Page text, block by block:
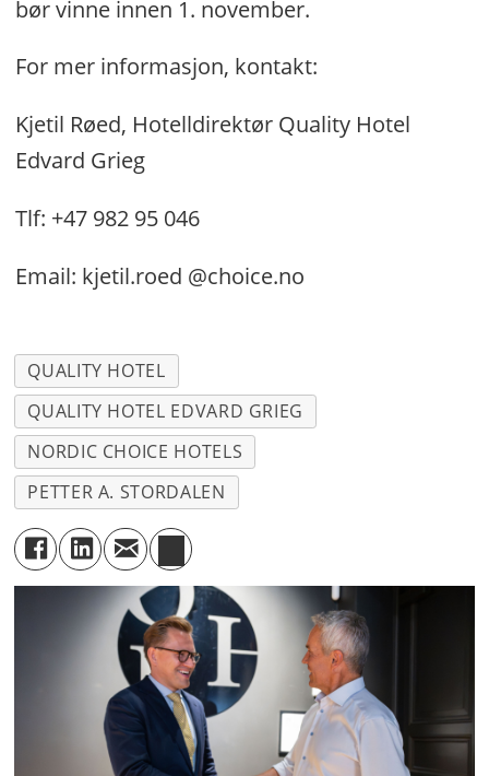
bør vinne innen 1. november.
For mer informasjon, kontakt:
Kjetil Røed, Hotelldirektør Quality Hotel
Edvard Grieg
Tlf: +47 982 95 046
Email: kjetil.roed @choice.no
QUALITY HOTEL
QUALITY HOTEL EDVARD GRIEG
NORDIC CHOICE HOTELS
PETTER A. STORDALEN